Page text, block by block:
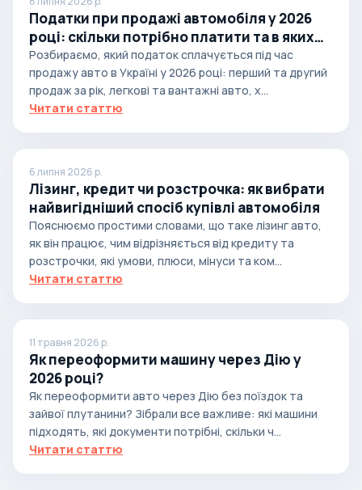
Податки при продажі автомобіля у 2026
році: скільки потрібно платити та в яких
випадках
Розбираємо, який податок сплачується під час
продажу авто в Україні у 2026 році: перший та другий
продаж за рік, легкові та вантажні авто, х...
Читати статтю
6 липня 2026 р.
Лізинг, кредит чи розстрочка: як вибрати
найвигідніший спосіб купівлі автомобіля
Пояснюємо простими словами, що таке лізинг авто,
як він працює, чим відрізняється від кредиту та
розстрочки, які умови, плюси, мінуси та ком...
Читати статтю
11 травня 2026 р.
Як переоформити машину через Дію у
2026 році?
Як переоформити авто через Дію без поїздок та
зайвої плутанини? Зібрали все важливе: які машини
підходять, які документи потрібні, скільки ч...
Читати статтю